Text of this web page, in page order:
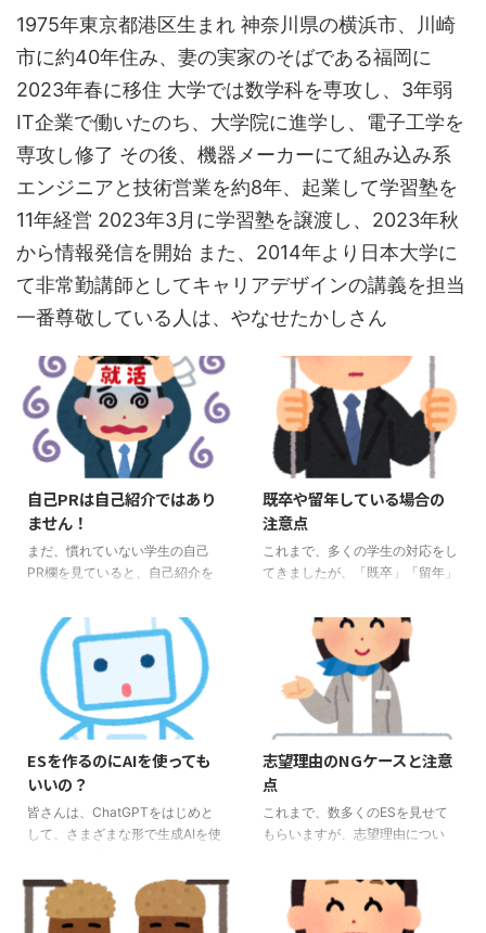
1975年東京都港区生まれ 神奈川県の横浜市、川崎
市に約40年住み、妻の実家のそばである福岡に
2023年春に移住 大学では数学科を専攻し、3年弱
IT企業で働いたのち、大学院に進学し、電子工学を
専攻し修了 その後、機器メーカーにて組み込み系
エンジニアと技術営業を約8年、起業して学習塾を
11年経営 2023年3月に学習塾を譲渡し、2023年秋
から情報発信を開始 また、2014年より日本大学に
て非常勤講師としてキャリアデザインの講義を担当
一番尊敬している人は、やなせたかしさん
自己PRは自己紹介ではあり
ません！
まだ、慣れていない学生の自己
PR欄を見ていると、自己紹介を
ます。 自己PRのときに、「私
は、コミュニケーション能力が高
く、誰とでも仲良くできます。」
これは、NGです。確かに、企業
の求める人物像には良く「コミュ
ニケーション能力」とは書いてあ
ります。しかし、「誰とでも仲良
くできる」ということは、コミュ
ニケーション能力の一つには違い
ませんが、企業の求めるコミュニ
ケーション能力ではありません。
紹介なんです。 まず、企業の目
線に立ってください。 「誰と ...
既卒や留年している場合の
注意点
これまで、多くの学生の対応をし
てきましたが、「既卒」「留年」
と思われる状況にある学生もいま
す。 本当のことを言うと、「既
卒」か「留年」というだけで不利
にはあまりなりません。大切なこ
とは、 「理由」が何か その「理
由」をESに書いているかどうか
この2点です。 この点をESに書い
ていない場合、確実に「不利」に
なります。 「既卒」「留年」の
場合の理由の書き方 皆さんが就
活をしていると、最近のブーム
うものを聞かれることがあると思
います。20年前の就活、 ...
ESを作るのにAIを使っても
いいの？
皆さんは、ChatGPTをはじめと
して、さまざまな形で生成AIを使
ート作成などにおいても、生成AI
を使うと便利だということは知っ
ているかもしれません。ただ、気
志望理由のNGケースと注意
点
これまで、数多くのESを見せて
もらいますが、志望理由につい
す。この前の記事の「志望理由の
セオリー」と重なる部分もありま
す。 志望理由のNGケース１ 志